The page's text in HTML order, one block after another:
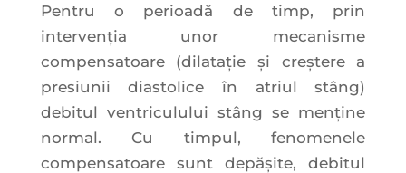
Pentru o perioadă de timp, prin
intervenția unor mecanisme
compensatoare (dilatație și creștere a
presiunii diastolice în atriul stâng)
debitul ventriculului stâng se menține
normal. Cu timpul, fenomenele
compensatoare sunt depășite, debitul